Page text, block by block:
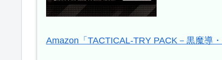
Amazon「TACTICAL-TRY PACK－黒魔導